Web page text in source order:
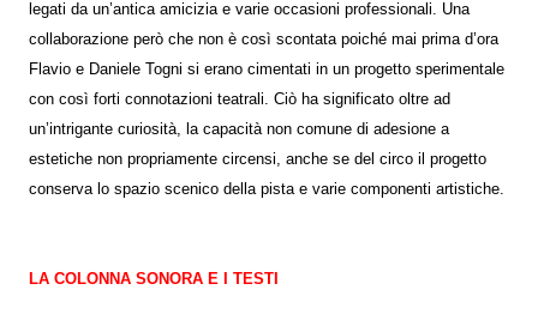
legati da un’antica amicizia e varie occasioni professionali. Una
collaborazione però che non è così scontata poiché mai prima d’ora
Flavio e Daniele Togni si erano cimentati in un progetto sperimentale
con così forti connotazioni teatrali. Ciò ha significato oltre ad
un’intrigante curiosità, la capacità non comune di adesione a
estetiche non propriamente circensi, anche se del circo il progetto
conserva lo spazio scenico della pista e varie componenti artistiche.
LA COLONNA SONORA E I TESTI